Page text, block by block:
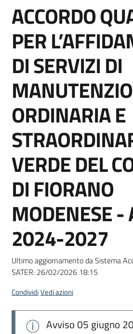
strumenti
di
Supporto
Piattaforme
telematiche
English
site
Seguici
su
Salta al contenuto
ACCORDO
PER
DI SERVIZI DI
ORDINARIA E
VERDE DEL
DI FIORANO
MODENESE -
2024-2027
Ultimo aggiornamento da Sistema
SATER: 26/02/2026 18:15
CondividiVedi azioni
Avviso05 giugno